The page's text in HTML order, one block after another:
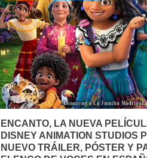
ENCANTO, LA NUEVA
DISNEY ANIMATION STUDIOS
NUEVO TRÁILER, PÓSTER Y